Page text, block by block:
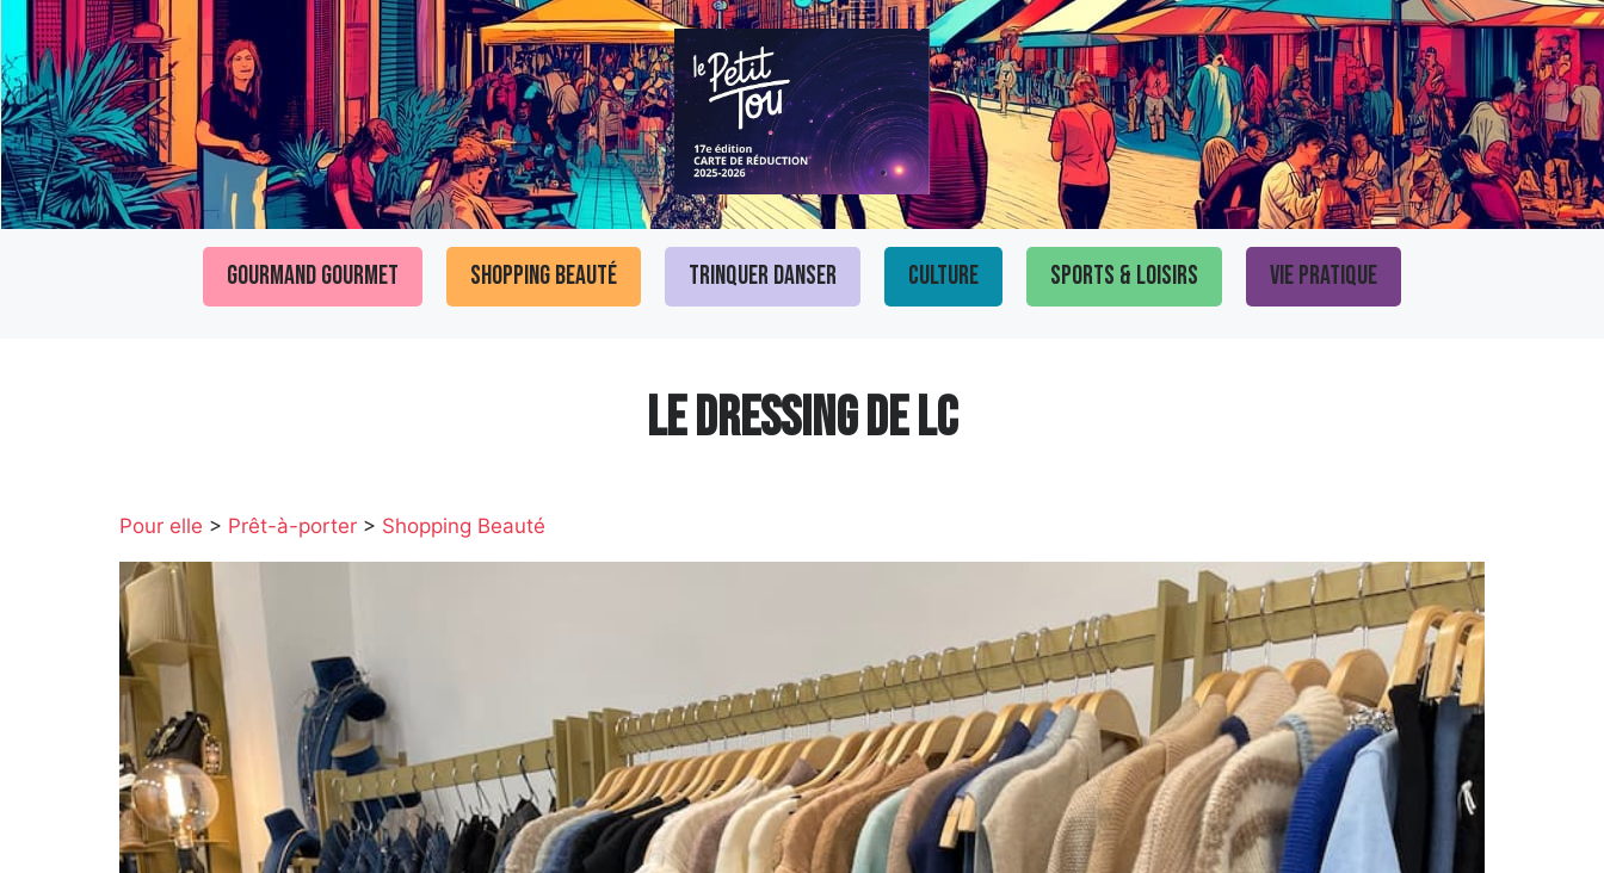
Gourmand Gourmet Shopping Beauté Trinquer Danser Culture Sports & loisirs Vie pratique
LE DRESSING DE LC
Pour elle > Prêt-à-porter > Shopping Beauté